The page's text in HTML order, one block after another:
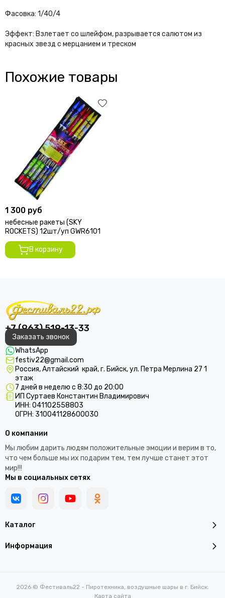
Фасовка: 1/40/4
Эффект: Взлетает со шлейфом, разрывается салютом из
красных звезд с мерцанием и треском
Похожие товары
1 300 руб
небесные ракеты (SKY
ROCKETS) 12шт/уп GWR6101
В корзину
+7 (963) 519-13-33
Заказать звонок
WhatsApp
festiv22@gmail.com
Россия, Алтайский край, г. Бийск, ул. Петра Мерлина 27 1
этаж
7 дней в неделю с 8:30 до 20:00
ИП Суртаев Константин Владимирович
ИНН: 041102558803
ОГРН: 310041128600030
Каталог
Информация
О компании
Мы любим дарить людям положительные эмоции и верим в то,
что чем больше мы их подарим тем, тем лучше станет этот
мир!!!
Мы в социальных сетях
2026 © Фестиваль22 - Пиротехника, воздушные шары в г. Бийск.
Карта сайта